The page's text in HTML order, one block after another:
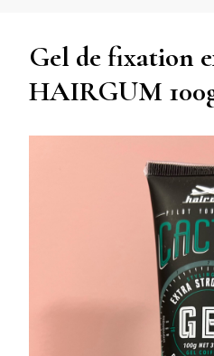
Gel de fixation
HAIRGUM